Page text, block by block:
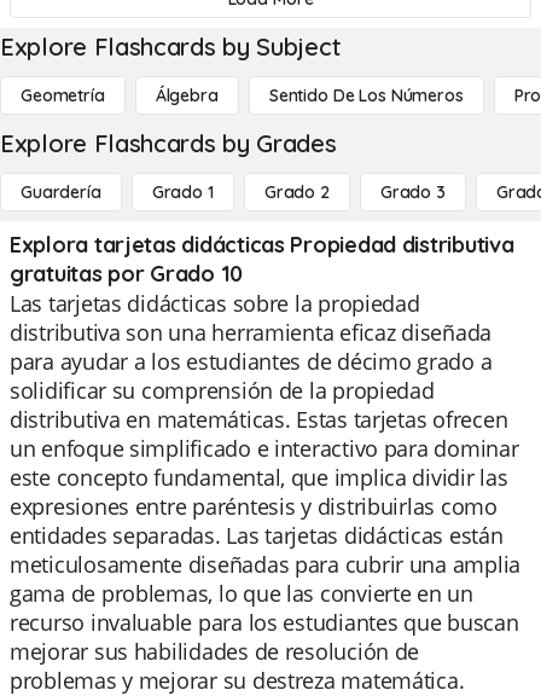
Explore Flashcards by Subject
Geometría Álgebra Sentido De Los Números
Explore Flashcards by Grades
Guardería Grado 1 Grado 2 Grado 3
Explora tarjetas didácticas Propiedad distributiva
gratuitas por Grado 10
Las tarjetas didácticas sobre la propiedad
distributiva son una herramienta eficaz diseñada
para ayudar a los estudiantes de décimo grado a
solidificar su comprensión de la propiedad
distributiva en matemáticas. Estas tarjetas ofrecen
un enfoque simplificado e interactivo para dominar
este concepto fundamental, que implica dividir las
expresiones entre paréntesis y distribuirlas como
entidades separadas. Las tarjetas didácticas están
meticulosamente diseñadas para cubrir una amplia
gama de problemas, lo que las convierte en un
recurso invaluable para los estudiantes que buscan
mejorar sus habilidades de resolución de
problemas y mejorar su destreza matemática.